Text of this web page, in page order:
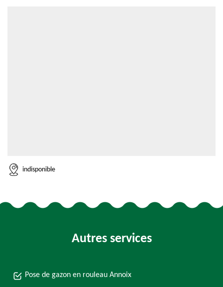
indisponible
Autres services
Pose de gazon en rouleau Annoix